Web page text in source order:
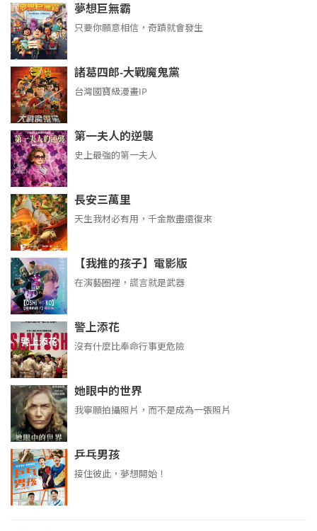
夢想巨無霸
只要你願意相信，奇蹟就會發生
諸葛四郎-大戰魔鬼黨
台灣國寶級漫畫IP
第一夫人的逆襲
史上最強的第一夫人
長安三萬里
天生我材必有用，千金散盡還復來
【我推的孩子】電影版
在演藝圈裡，謊言就是武器
警上添花
沒有什麼比奉命行事更危險
她眼中的世界
我寧願拍攝照片，而不是成為一張照片
乒乓男孩
接住彼此，夢想開始！